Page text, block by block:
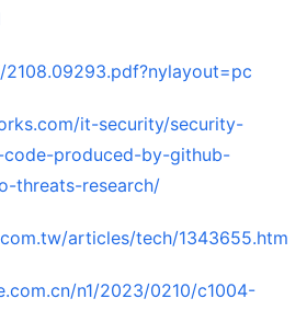
it-security/security-
produced-by-github-
threats-research/
articles/tech/1343655.htm
n1/2023/0210/c1004-